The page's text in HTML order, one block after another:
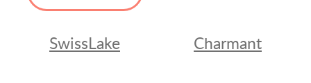
SwissLake Charmant